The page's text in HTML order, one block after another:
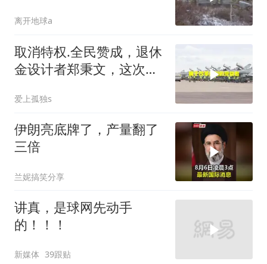
离开地球a
取消特权.全民赞成，退休
金设计者郑秉文，这次站
爱上孤独s
伊朗亮底牌了，产量翻了
三倍
兰妮搞笑分享
讲真，是球网先动手
的！！！
新媒体 39跟贴